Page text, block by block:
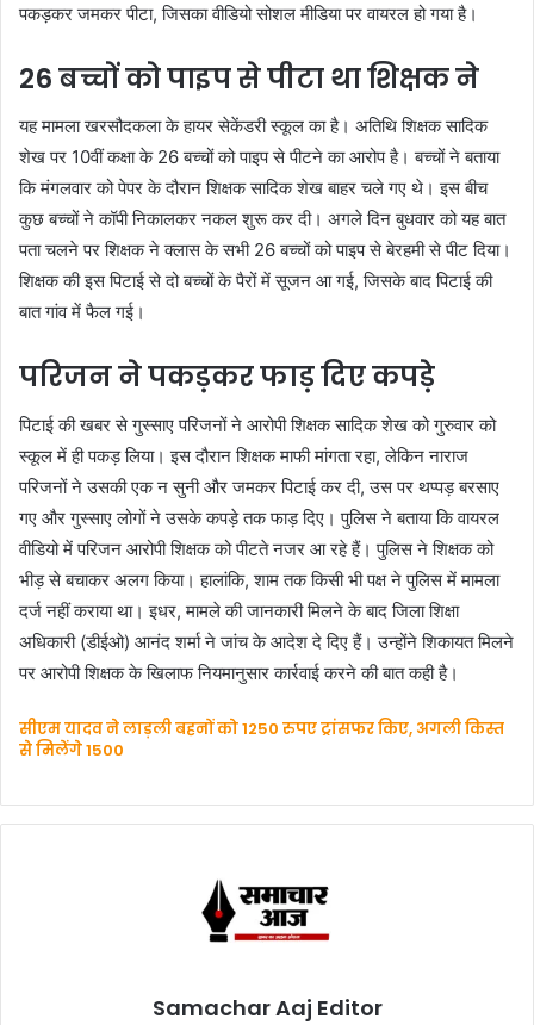
पकड़कर जमकर पीटा, जिसका वीडियो सोशल मीडिया पर वायरल हो गया है।
26 बच्चों को पाइप से पीटा था शिक्षक ने
यह मामला खरसौदकला के हायर सेकेंडरी स्कूल का है। अतिथि शिक्षक सादिक
शेख पर 10वीं कक्षा के 26 बच्चों को पाइप से पीटने का आरोप है। बच्चों ने बताया
कि मंगलवार को पेपर के दौरान शिक्षक सादिक शेख बाहर चले गए थे। इस बीच
कुछ बच्चों ने कॉपी निकालकर नकल शुरू कर दी। अगले दिन बुधवार को यह बात
पता चलने पर शिक्षक ने क्लास के सभी 26 बच्चों को पाइप से बेरहमी से पीट दिया।
शिक्षक की इस पिटाई से दो बच्चों के पैरों में सूजन आ गई, जिसके बाद पिटाई की
बात गांव में फैल गई।
परिजन ने पकड़कर फाड़ दिए कपड़े
पिटाई की खबर से गुस्साए परिजनों ने आरोपी शिक्षक सादिक शेख को गुरुवार को
स्कूल में ही पकड़ लिया। इस दौरान शिक्षक माफी मांगता रहा, लेकिन नाराज
परिजनों ने उसकी एक न सुनी और जमकर पिटाई कर दी, उस पर थप्पड़ बरसाए
गए और गुस्साए लोगों ने उसके कपड़े तक फाड़ दिए। पुलिस ने बताया कि वायरल
वीडियो में परिजन आरोपी शिक्षक को पीटते नजर आ रहे हैं। पुलिस ने शिक्षक को
भीड़ से बचाकर अलग किया। हालांकि, शाम तक किसी भी पक्ष ने पुलिस में मामला
दर्ज नहीं कराया था। इधर, मामले की जानकारी मिलने के बाद जिला शिक्षा
अधिकारी (डीईओ) आनंद शर्मा ने जांच के आदेश दे दिए हैं। उन्होंने शिकायत मिलने
पर आरोपी शिक्षक के खिलाफ नियमानुसार कार्रवाई करने की बात कही है।
सीएम यादव ने लाड़ली बहनों को 1250 रुपए ट्रांसफर किए, अगली किस्त
से मिलेंगे 1500
Samachar Aaj Editor